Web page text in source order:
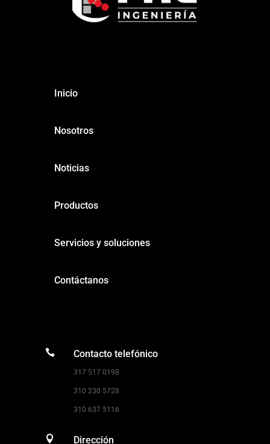
Inicio
Nosotros
Noticias
Productos
Servicios y soluciones
Contáctanos
 Contacto telefónico
317 517 0198
310 230 5728
310 637 5116
 Dirección